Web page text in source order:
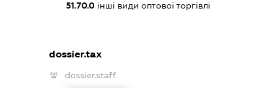
51.70.0 інші види оптової торгівлі
dossier.tax
dossier.staff